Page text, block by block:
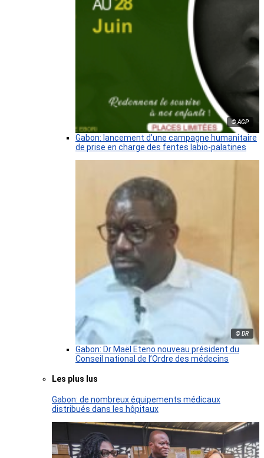
© AGP
Gabon: lancement d’une campagne humanitaire
de prise en charge des fentes labio-palatines
© DR
Gabon: Dr Maël Eteno nouveau président du
Conseil national de l’Ordre des médecins
Les plus lus
Gabon: de nombreux équipements médicaux
distribués dans les hôpitaux